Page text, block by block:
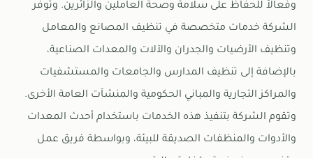
وفعالاً للحفاظ على سلامة وصحة العاملين والزائرين. وتوفر
الشركة خدمات متخصصة في تنظيف المصانع والمعامل
وتنظيف الأرضيات والجدران والآلات والمعدات الصناعية،
بالإضافة إلى تنظيف المدارس والجامعات والمستشفيات
والمراكز التجارية والمباني الحكومية والمنشآت العامة الأخرى.
وتقوم الشركة بتنفيذ هذه الخدمات باستخدام أحدث المعدات
والأدوات والمنظفات الصديقة للبيئة، وبواسطة فريق عمل